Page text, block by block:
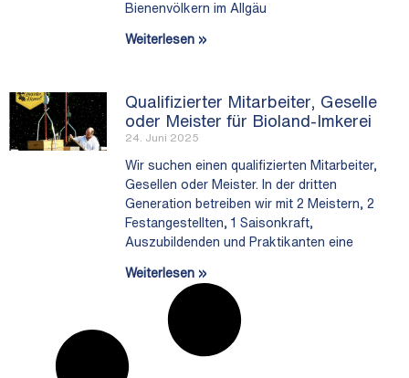
Bienenvölkern im Allgäu
Weiterlesen »
Qualifizierter Mitarbeiter, Geselle
oder Meister für Bioland-Imkerei
24. Juni 2025
Wir suchen einen qualifizierten Mitarbeiter,
Gesellen oder Meister. In der dritten
Generation betreiben wir mit 2 Meistern, 2
Festangestellten, 1 Saisonkraft,
Auszubildenden und Praktikanten eine
Weiterlesen »